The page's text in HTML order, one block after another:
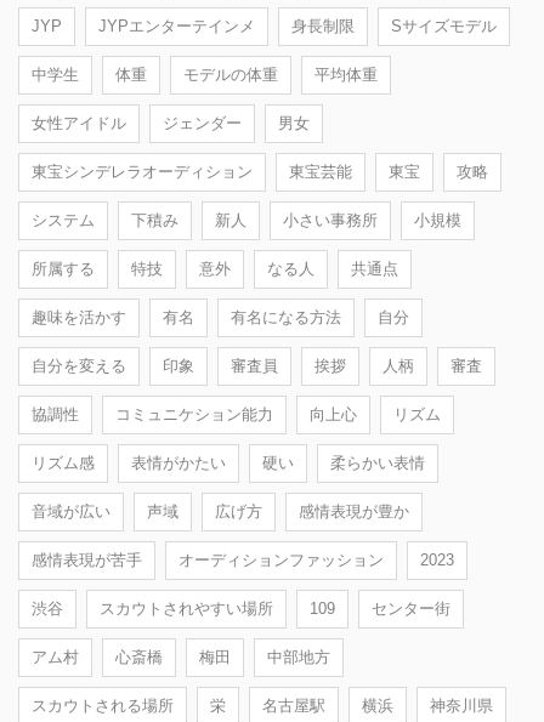
JYP JYPエンターテインメ 身長制限 Sサイズモデル
中学生 体重 モデルの体重 平均体重
女性アイドル ジェンダー 男女
東宝シンデレラオーディション 東宝芸能 東宝 攻略
システム 下積み 新人 小さい事務所 小規模
所属する 特技 意外 なる人 共通点
趣味を活かす 有名 有名になる方法 自分
自分を変える 印象 審査員 挨拶 人柄 審査
協調性 コミュニケション能力 向上心 リズム
リズム感 表情がかたい 硬い 柔らかい表情
音域が広い 声域 広げ方 感情表現が豊か
感情表現が苦手 オーディションファッション 2023
渋谷 スカウトされやすい場所 109 センター街
アム村 心斎橋 梅田 中部地方
スカウトされる場所 栄 名古屋駅 横浜 神奈川県